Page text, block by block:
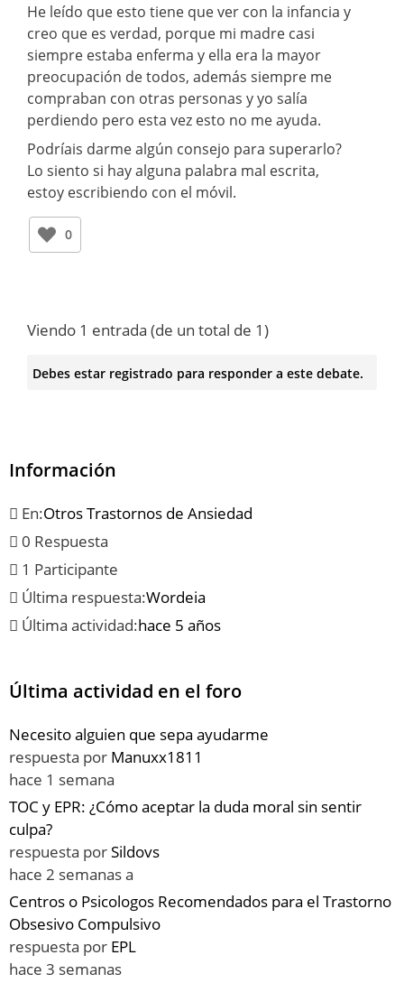
He leído que esto tiene que ver con la infancia y
creo que es verdad, porque mi madre casi
siempre estaba enferma y ella era la mayor
preocupación de todos, además siempre me
compraban con otras personas y yo salía
perdiendo pero esta vez esto no me ayuda.
Podríais darme algún consejo para superarlo?
Lo siento si hay alguna palabra mal escrita,
estoy escribiendo con el móvil.
0
Viendo 1 entrada (de un total de 1)
Debes estar registrado para responder a este debate.
Información
En:Otros Trastornos de Ansiedad
0 Respuesta
1 Participante
Última respuesta:Wordeia
Última actividad:hace 5 años
Última actividad en el foro
Necesito alguien que sepa ayudarme
respuesta por Manuxx1811
hace 1 semana
TOC y EPR: ¿Cómo aceptar la duda moral sin sentir
culpa?
respuesta porSildovs
hace 2 semanas a
Centros o Psicologos Recomendados para el Trastorno
Obsesivo Compulsivo
respuesta por EPL
hace 3 semanas